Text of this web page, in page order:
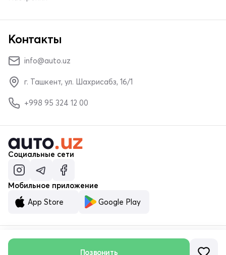
Позвонить
Контакты
info@auto.uz
г. Ташкент, ул. Шахрисабз, 16/1
+998 95 324 12 00
Социальные сети
Мобильное приложение
App Store
Google Play
© ООО «MALUMOTNOMA» 2023–2026